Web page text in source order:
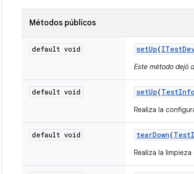
Métodos públicos
default void setUp(ITest
Este método dejó
default void setUp(Test
Realiza la
default void tearDown(Test
Realiza la